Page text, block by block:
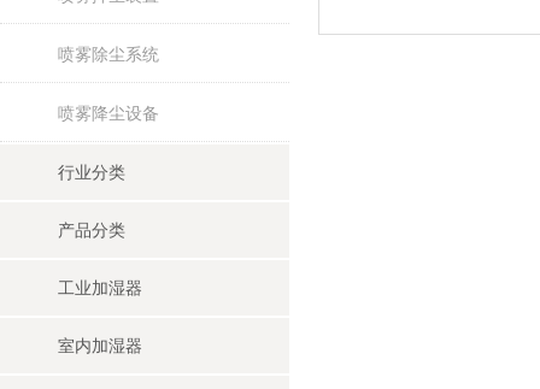
喷雾除尘系统
喷雾降尘设备
行业分类
产品分类
工业加湿器
室内加湿器